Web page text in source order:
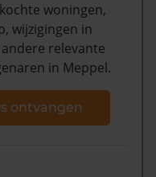
woningen,
wijzigingen in
relevante
in Meppel.
ontvangen